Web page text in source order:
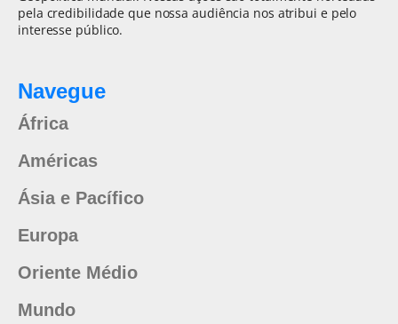
pela credibilidade que nossa audiência nos atribui e pelo
interesse público.
Navegue
África
Américas
Ásia e Pacífico
Europa
Oriente Médio
Mundo